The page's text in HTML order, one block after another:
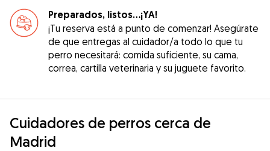
Preparados, listos...¡YA!
¡Tu reserva está a punto de comenzar! Asegúrate
de que entregas al cuidador/a todo lo que tu
perro necesitará: comida suficiente, su cama,
correa, cartilla veterinaria y su juguete favorito.
Cuidadores de perros cerca de
Madrid